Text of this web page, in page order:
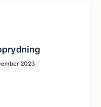
2023